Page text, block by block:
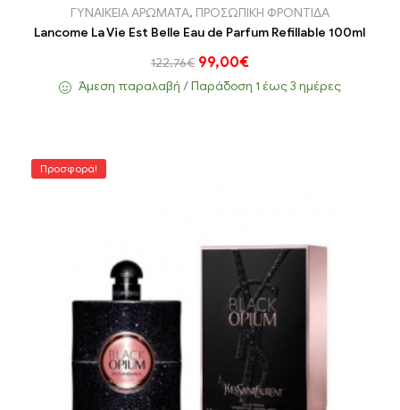
ΓΥΝΑΙΚΕΙΑ ΑΡΩΜΑΤΑ, ΠΡΟΣΩΠΙΚΗ ΦΡΟΝΤΙΔΑ
Lancome La Vie Est Belle Eau de Parfum Refillable 100ml
122,76€ 99,00€
Άμεση παραλαβή / Παράδoση 1 έως 3 ημέρες
Προσφορά!